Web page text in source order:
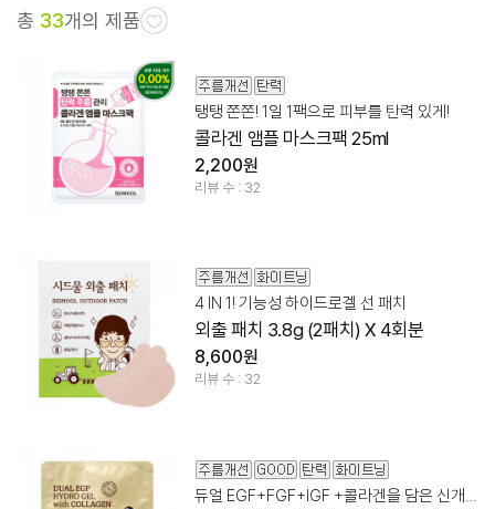
총 33개의 제품
탱탱 쫀쫀! 1일 1팩으로 피부를 탄력 있게!
콜라겐 앰플 마스크팩 25ml
2,200원
리뷰 수 : 32
4 IN 1! 기능성 하이드로겔 선 패치
외출 패치 3.8g (2패치) X 4회분
8,600원
리뷰 수 : 32